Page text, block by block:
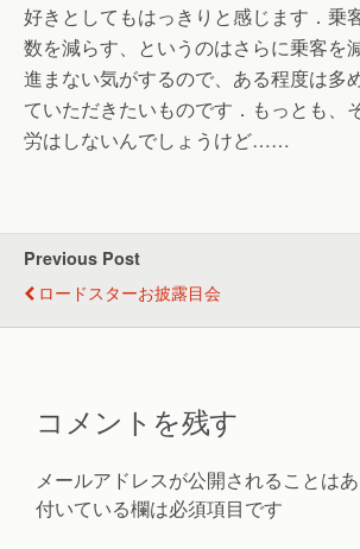
好きとしてもはっきりと感じます．乗
数を減らす、というのはさらに乗客を
進まない気がするので、ある程度は多
ていただきたいものです．もっとも、
労はしないんでしょうけど……
Previous Post
ロードスターお披露目会
コメントを残す
メールアドレスが公開されることはあ
付いている欄は必須項目です